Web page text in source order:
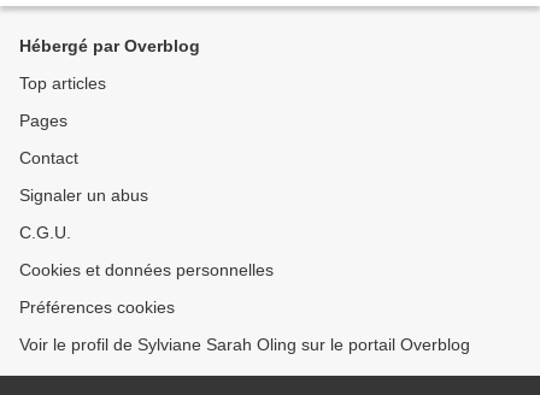
Hébergé par Overblog
Top articles
Pages
Contact
Signaler un abus
C.G.U.
Cookies et données personnelles
Préférences cookies
Voir le profil de Sylviane Sarah Oling sur le portail Overblog